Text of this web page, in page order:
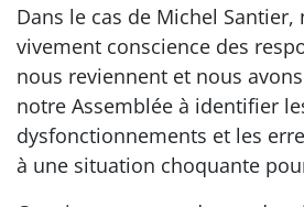
Dans le cas de Michel Santier,
vivement conscience des
nous reviennent et nous
notre Assemblée à identifier
dysfonctionnements et les
à une situation choquante